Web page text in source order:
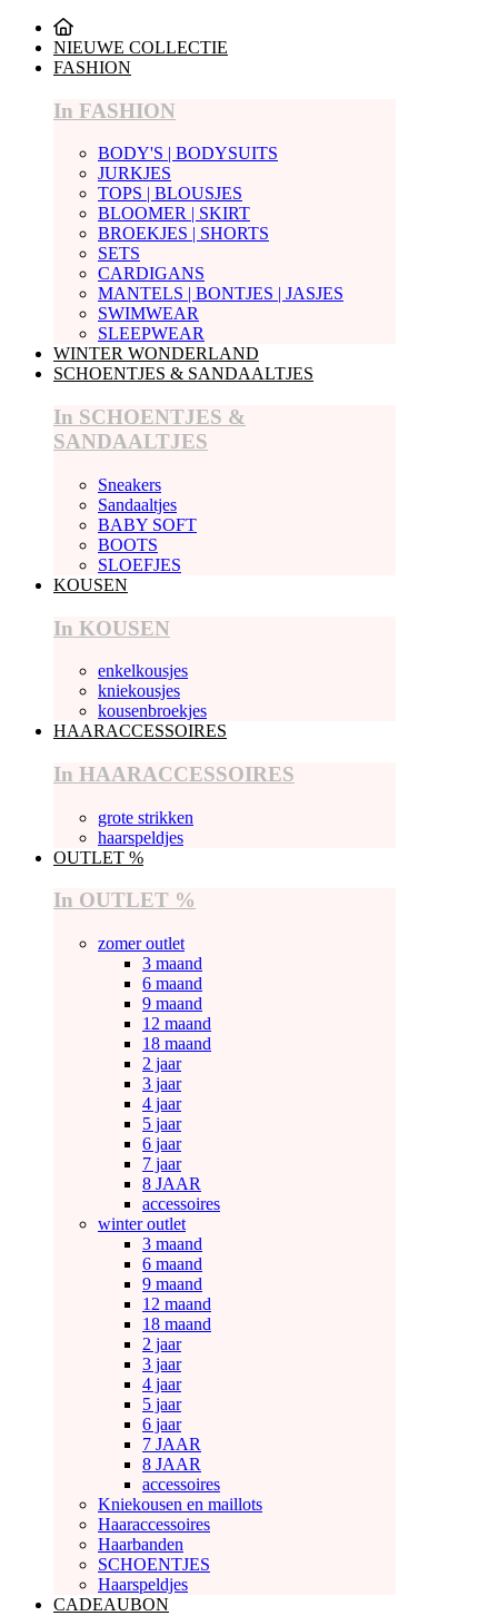
NIEUWE COLLECTIE
FASHION
In FASHION
BODY'S | BODYSUITS
JURKJES
TOPS | BLOUSJES
BLOOMER | SKIRT
BROEKJES | SHORTS
SETS
CARDIGANS
MANTELS | BONTJES | JASJES
SWIMWEAR
SLEEPWEAR
WINTER WONDERLAND
SCHOENTJES & SANDAALTJES
In SCHOENTJES &
SANDAALTJES
Sneakers
Sandaaltjes
BABY SOFT
BOOTS
SLOEFJES
KOUSEN
In KOUSEN
enkelkousjes
kniekousjes
kousenbroekjes
HAARACCESSOIRES
In HAARACCESSOIRES
grote strikken
haarspeldjes
OUTLET %
In OUTLET %
zomer outlet
3 maand
6 maand
9 maand
12 maand
18 maand
2 jaar
3 jaar
4 jaar
5 jaar
6 jaar
7 jaar
8 JAAR
accessoires
winter outlet
3 maand
6 maand
9 maand
12 maand
18 maand
2 jaar
3 jaar
4 jaar
5 jaar
6 jaar
7 JAAR
8 JAAR
accessoires
Kniekousen en maillots
Haaraccessoires
Haarbanden
SCHOENTJES
Haarspeldjes
CADEAUBON